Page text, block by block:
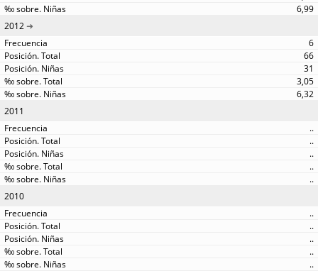
6,99
2012
6
66
31
3,05
6,32
2011
..
..
..
..
..
2010
..
..
..
..
..